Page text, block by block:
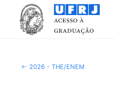
2026 - THE/ENEM